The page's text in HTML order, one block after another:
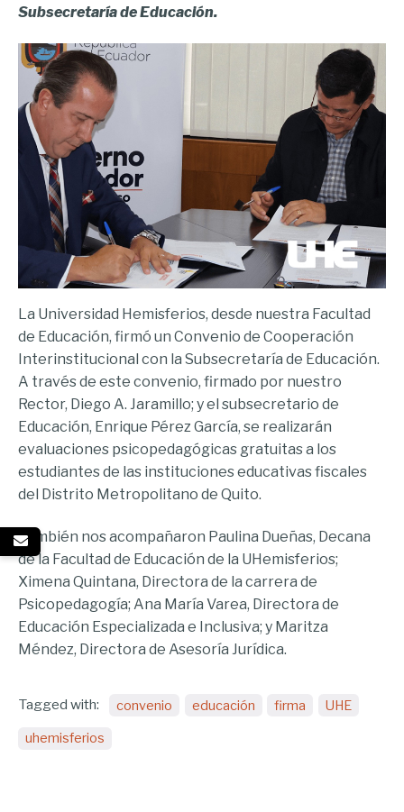
Subsecretaría de Educación.
La Universidad Hemisferios, desde nuestra Facultad
de Educación, firmó un Convenio de Cooperación
Interinstitucional con la Subsecretaría de Educación.
A través de este convenio, firmado por nuestro
Rector, Diego A. Jaramillo; y el subsecretario de
Educación, Enrique Pérez García, se realizarán
evaluaciones psicopedagógicas gratuitas a los
estudiantes de las instituciones educativas fiscales
del Distrito Metropolitano de Quito.
También nos acompañaron Paulina Dueñas, Decana
de la Facultad de Educación de la UHemisferios;
Ximena Quintana, Directora de la carrera de
Psicopedagogía; Ana María Varea, Directora de
Educación Especializada e Inclusiva; y Maritza
Méndez, Directora de Asesoría Jurídica.
Tagged with: convenio educación firma UHE
uhemisferios